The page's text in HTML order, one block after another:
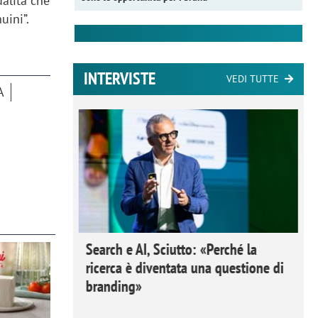
INTERVISTE VEDI TUTTE
i
e
Search e AI, Sciutto: «Perché la
ricerca è diventata una questione di
branding»